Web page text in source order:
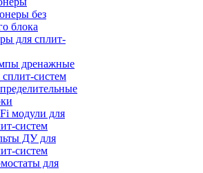
без
блока
для сплит-
дренажные
сплит-систем
модули для
систем
ДУ для
систем
для